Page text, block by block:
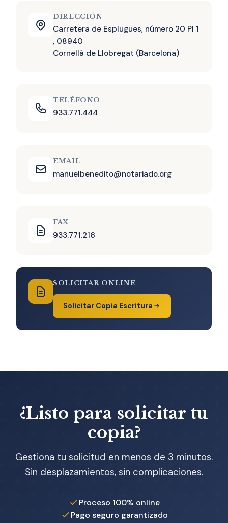
DIRECCIÓN
Carretera de Esplugues, número 20 Pl 1
, 08940
Cornellà de Llobregat (Barcelona)
TELÉFONO
933.771.444
EMAIL
manuelbenedito@notariado.org
FAX
933.771.216
SOLICITAR ONLINE
Solicitar Copia Escritura
¿Listo para solicitar tu
copia?
Gestiona tu solicitud en menos de 3 minutos.
Sin desplazamientos, sin complicaciones.
Proceso 100% online
Pago seguro garantizado